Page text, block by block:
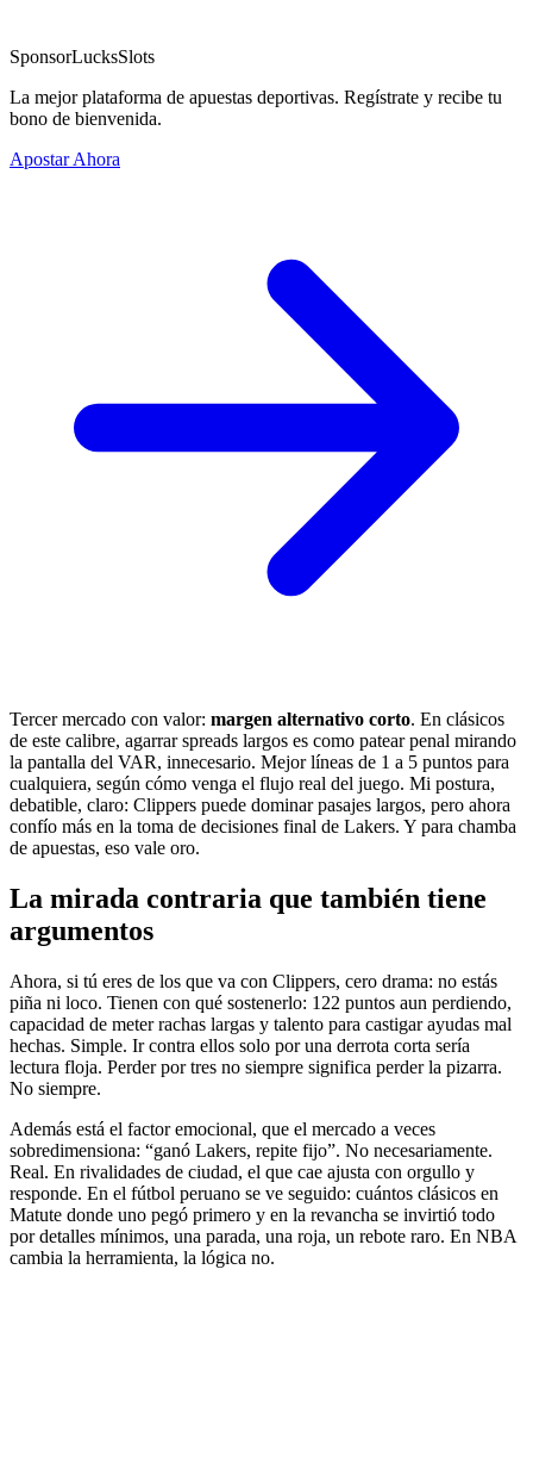
SponsorLucksSlots
La mejor plataforma de apuestas deportivas. Regístrate y recibe tu
bono de bienvenida.
Apostar Ahora
Tercer mercado con valor: margen alternativo corto. En clásicos
de este calibre, agarrar spreads largos es como patear penal mirando
la pantalla del VAR, innecesario. Mejor líneas de 1 a 5 puntos para
cualquiera, según cómo venga el flujo real del juego. Mi postura,
debatible, claro: Clippers puede dominar pasajes largos, pero ahora
confío más en la toma de decisiones final de Lakers. Y para chamba
de apuestas, eso vale oro.
La mirada contraria que también tiene
argumentos
Ahora, si tú eres de los que va con Clippers, cero drama: no estás
piña ni loco. Tienen con qué sostenerlo: 122 puntos aun perdiendo,
capacidad de meter rachas largas y talento para castigar ayudas mal
hechas. Simple. Ir contra ellos solo por una derrota corta sería
lectura floja. Perder por tres no siempre significa perder la pizarra.
No siempre.
Además está el factor emocional, que el mercado a veces
sobredimensiona: “ganó Lakers, repite fijo”. No necesariamente.
Real. En rivalidades de ciudad, el que cae ajusta con orgullo y
responde. En el fútbol peruano se ve seguido: cuántos clásicos en
Matute donde uno pegó primero y en la revancha se invirtió todo
por detalles mínimos, una parada, una roja, un rebote raro. En NBA
cambia la herramienta, la lógica no.